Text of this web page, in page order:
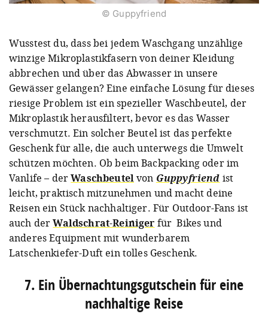
© Guppyfriend
Wusstest du, dass bei jedem Waschgang unzählige
winzige Mikroplastikfasern von deiner Kleidung
abbrechen und über das Abwasser in unsere
Gewässer gelangen? Eine einfache Lösung für dieses
riesige Problem ist ein spezieller Waschbeutel, der
Mikroplastik herausfiltert, bevor es das Wasser
verschmutzt. Ein solcher Beutel ist das perfekte
Geschenk für alle, die auch unterwegs die Umwelt
schützen möchten. Ob beim Backpacking oder im
Vanlife – derWaschbeutelvon Guppyfriend ist
leicht, praktisch mitzunehmen und macht deine
Reisen ein Stück nachhaltiger. Für Outdoor-Fans ist
auch derWaldschrat-Reiniger für Bikes und
anderes Equipment mit wunderbarem
Latschenkiefer-Duft ein tolles Geschenk.
7. Ein Übernachtungsgutschein für eine
nachhaltige Reise